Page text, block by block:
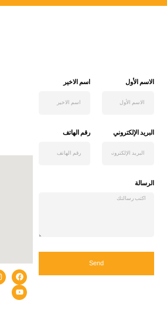
الاسم الأول اسم الاخیر
البريد الإلكتروني رقم الهاتف
الرسالة
Send